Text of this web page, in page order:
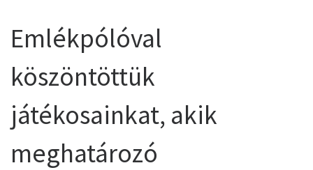
Emlékpólóval
köszöntöttük
játékosainkat, akik
meghatározó